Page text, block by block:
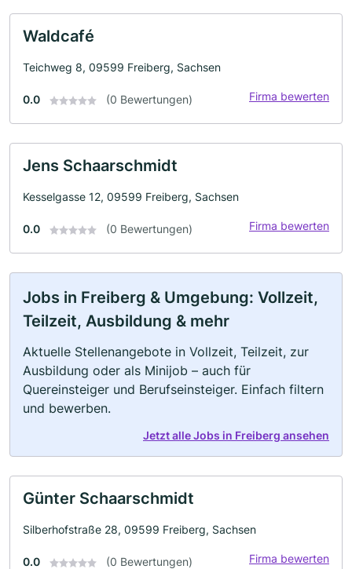
Waldcafé
Teichweg 8, 09599 Freiberg, Sachsen
0.0 (0 Bewertungen) Firma bewerten
Jens Schaarschmidt
Kesselgasse 12, 09599 Freiberg, Sachsen
0.0 (0 Bewertungen) Firma bewerten
Jobs in Freiberg & Umgebung: Vollzeit,
Teilzeit, Ausbildung & mehr
Aktuelle Stellenangebote in Vollzeit, Teilzeit, zur
Ausbildung oder als Minijob – auch für
Quereinsteiger und Berufseinsteiger. Einfach filtern
und bewerben.
Jetzt alle Jobs in Freiberg ansehen
Günter Schaarschmidt
Silberhofstraße 28, 09599 Freiberg, Sachsen
0.0 (0 Bewertungen) Firma bewerten